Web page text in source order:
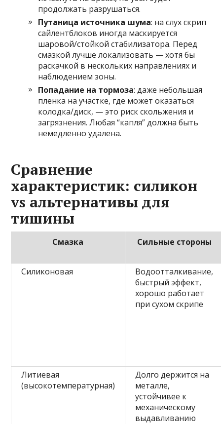
продолжать разрушаться.
Путаница источника шума: на слух скрип
сайлентблоков иногда маскируется
шаровой/стойкой стабилизатора. Перед
смазкой лучше локализовать — хотя бы
раскачкой в нескольких направлениях и
наблюдением зоны.
Попадание на тормоза: даже небольшая
пленка на участке, где может оказаться
колодка/диск, — это риск скольжения и
загрязнения. Любая “капля” должна быть
немедленно удалена.
Сравнение
характеристик: силикон
vs альтернативы для
тишины
Смазка Сильные стороны
Силиконовая
Водоотталкивание,
быстрый эффект,
хорошо работает
при сухом скрипе
Литиевая
(высокотемпературная)
Долго держится на
металле,
устойчивее к
механическому
выдавливанию